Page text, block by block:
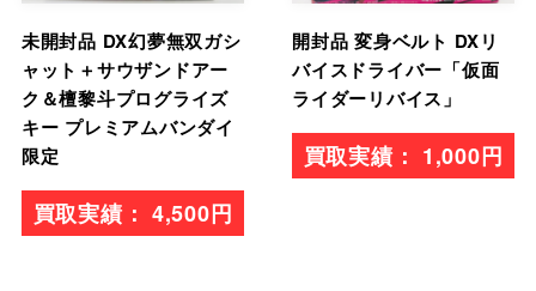
未開封品 DX幻夢無双ガシ
ャット＋サウザンドアー
ク＆檀黎斗プログライズ
キー プレミアムバンダイ
限定
4,500円
開封品 変身ベルト DXリ
バイスドライバー「仮面
ライダーリバイス」
1,000円